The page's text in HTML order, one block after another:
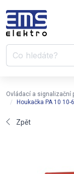
Ovládací a signalizační
Houkačka PA 10 10-
Zpět